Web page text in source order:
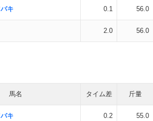
キ 0.1 56.0
2.0 56.0
馬名 タイム差 斤量
キ 0.2 55.0